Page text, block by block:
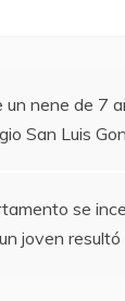
A
p
un nene de 7
San Luis
se
joven resultó